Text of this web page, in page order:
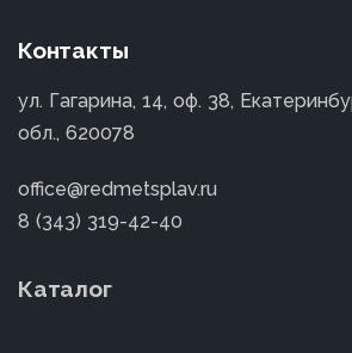
Контакты
ул. Гагарина, 14, оф. 38,
обл., 620078
office@redmetsplav.ru
8 (343) 319-42-40
Каталог